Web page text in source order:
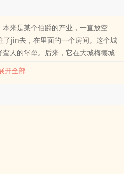
来是某个伯爵的产业，一直放空
了jin去，在里面的一个房间。这个城
人的堡垒。后来，它在大城梅德城
很安全的了。这个城堡和其他城堡
正常地居住。…
开全部